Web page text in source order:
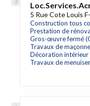
5 Rue Cote Louis
Construction tous
Prestation de
Gros-œuvre fermé
Travaux de
Décoration intérieur
Travaux de